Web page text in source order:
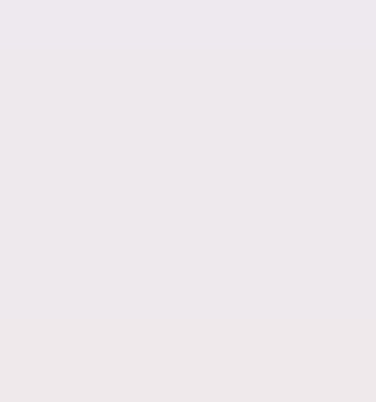
Produkttester werden und